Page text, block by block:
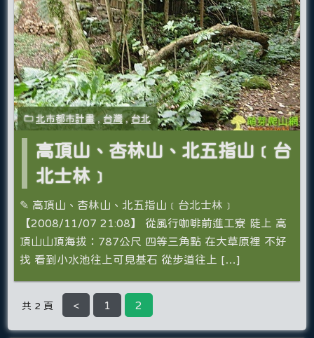
北市都市計畫,台灣,台北
高頂山、杏林山、北五指山﹝台
北士林﹞
✎ 高頂山、杏林山、北五指山﹝台北士林﹞
【2008/11/07 21:08】 從風行咖啡前進工寮 陡上 高
頂山山頂海拔：787公尺 四等三角點 在大草原裡 不好
找 看到小水池往上可見基石 從步道往上 […]
共 2 頁 < 1 2